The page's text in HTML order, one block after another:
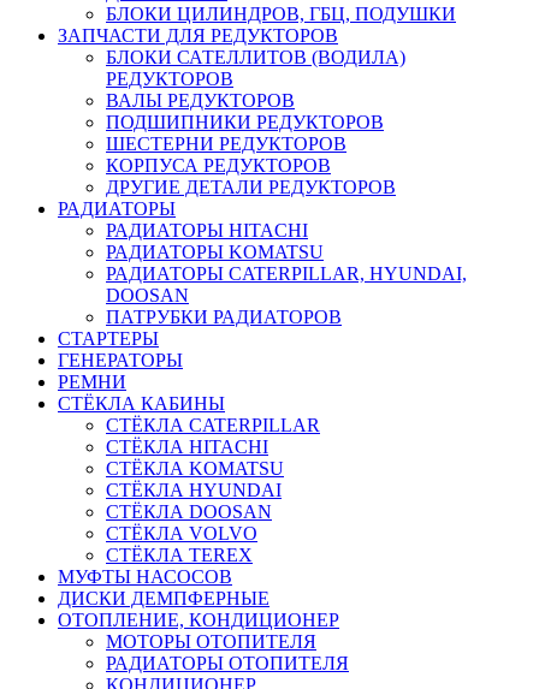
БЛОКИ ЦИЛИНДРОВ, ГБЦ, ПОДУШКИ
ЗАПЧАСТИ ДЛЯ РЕДУКТОРОВ
БЛОКИ САТЕЛЛИТОВ (ВОДИЛА)
РЕДУКТОРОВ
ВАЛЫ РЕДУКТОРОВ
ПОДШИПНИКИ РЕДУКТОРОВ
ШЕСТЕРНИ РЕДУКТОРОВ
КОРПУСА РЕДУКТОРОВ
ДРУГИЕ ДЕТАЛИ РЕДУКТОРОВ
РАДИАТОРЫ
РАДИАТОРЫ HITACHI
РАДИАТОРЫ KOMATSU
РАДИАТОРЫ CATERPILLAR, HYUNDAI,
DOOSAN
ПАТРУБКИ РАДИАТОРОВ
СТАРТЕРЫ
ГЕНЕРАТОРЫ
РЕМНИ
СТЁКЛА КАБИНЫ
СТЁКЛА CATERPILLAR
СТЁКЛА HITACHI
СТЁКЛА KOMATSU
СТЁКЛА HYUNDAI
СТЁКЛА DOOSAN
СТЁКЛА VOLVO
СТЁКЛА TEREX
МУФТЫ НАСОСОВ
ДИСКИ ДЕМПФЕРНЫЕ
ОТОПЛЕНИЕ, КОНДИЦИОНЕР
МОТОРЫ ОТОПИТЕЛЯ
РАДИАТОРЫ ОТОПИТЕЛЯ
КОНДИЦИОНЕР